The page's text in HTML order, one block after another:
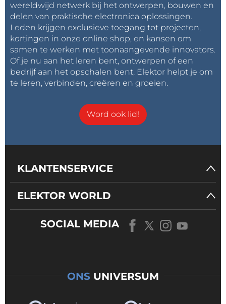
wereldwijd netwerk bij het ontwerpen, bouwen en
delen van praktische electronica oplossingen.
Leden krijgen exclusieve toegang tot projecten,
kortingen in onze online shop, en kansen om
samen te werken met toonaangevende innovators.
Of je nu aan het leren bent, ontwerpen of een
bedrijf aan het opschalen bent, Elektor helpt je om
te leren, verbinden, creëren en groeien.
Word ook lid!
KLANTENSERVICE
ELEKTOR WORLD
SOCIAL MEDIA
ONS UNIVERSUM